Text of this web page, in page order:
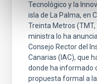
Tecnológico y la
isla de La Palma, en
Treinta Metros (TMT,
ministra lo ha
Consejo Rector del
Canarias (IAC), que
donde ha informado
propuesta formal a